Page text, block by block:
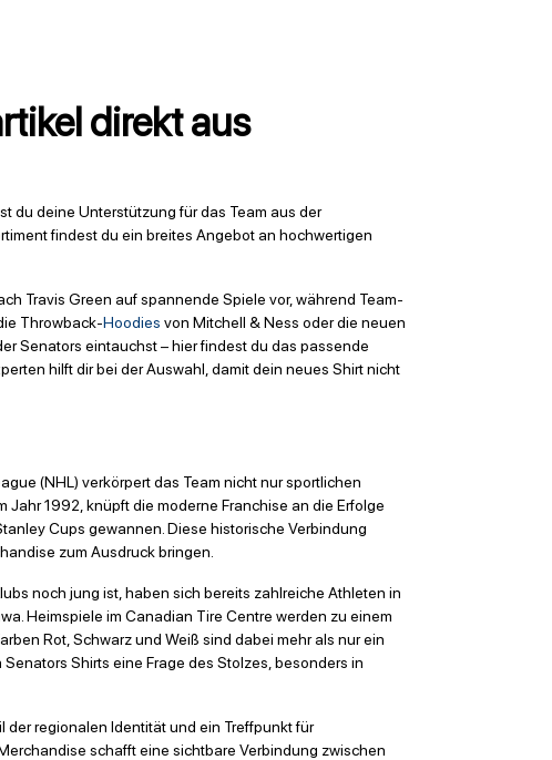
direkt aus
du deine Unterstützung für das Team aus der
findest du ein breites Angebot an hochwertigen
Travis Green auf spannende Spiele vor, während Team-
Throwback-Hoodies von Mitchell & Ness oder die neuen
Senators eintauchst – hier findest du das passende
hilft dir bei der Auswahl, damit dein neues Shirt nicht
(NHL) verkörpert das Team nicht nur sportlichen
1992, knüpft die moderne Franchise an die Erfolge
Cups gewannen. Diese historische Verbindung
zum Ausdruck bringen.
noch jung ist, haben sich bereits zahlreiche Athleten in
Heimspiele im Canadian Tire Centre werden zu einem
Rot, Schwarz und Weiß sind dabei mehr als nur ein
Shirts eine Frage des Stolzes, besonders in
regionalen Identität und ein Treffpunkt für
schafft eine sichtbare Verbindung zwischen